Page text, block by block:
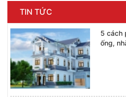
TIN TỨC
5 cách
ống,